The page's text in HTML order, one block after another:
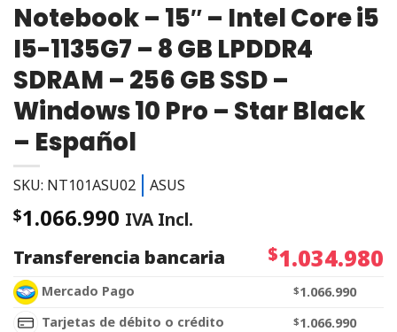
Notebook – 15″ – Intel Core i5
I5-1135G7 – 8 GB LPDDR4
SDRAM – 256 GB SSD –
Windows 10 Pro – Star Black
– Español
SKU: NT101ASU02 ASUS
$1.066.990 IVA Incl.
Transferencia bancaria
$1.034.980
Mercado Pago $1.066.990
Tarjetas de débito o crédito
$1.066.990